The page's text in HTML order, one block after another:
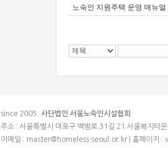
노숙인 지원주택 운영 매뉴얼
since 2005. 사단법인 서울노숙인시설협회
주소 : 서울특별시 마포구 백범로 31길 21 서울복지
이메일 : master@homeless-seoul.or.kr| 홈페이지 :